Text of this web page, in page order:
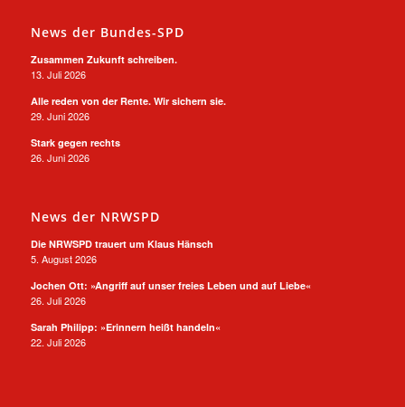
News der Bundes-SPD
Zusammen Zukunft schreiben.
13. Juli 2026
Alle reden von der Rente. Wir sichern sie.
29. Juni 2026
Stark gegen rechts
26. Juni 2026
News der NRWSPD
Die NRWSPD trauert um Klaus Hänsch
5. August 2026
Jochen Ott: »Angriff auf unser freies Leben und auf Liebe«
26. Juli 2026
Sarah Philipp: »Erinnern heißt handeln«
22. Juli 2026